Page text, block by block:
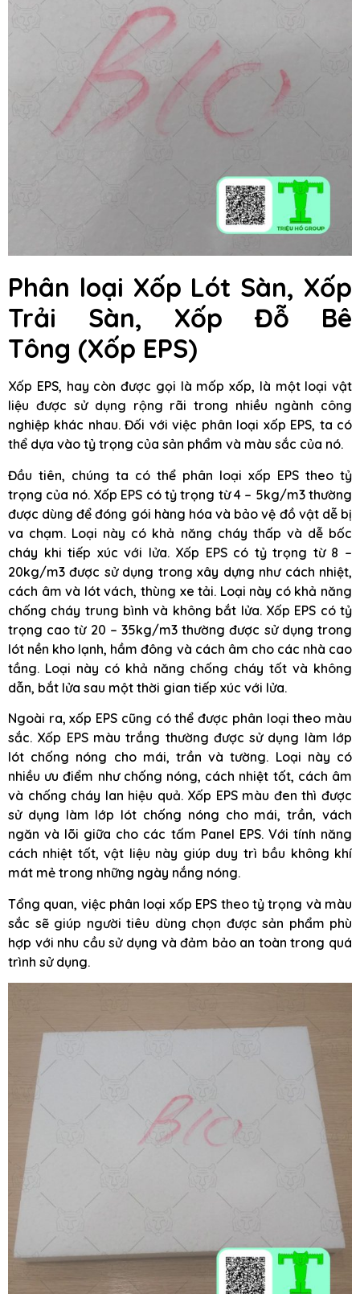
Phân loại Xốp Lót Sàn, Xốp
Trải Sàn, Xốp Đỗ Bê
Tông (Xốp EPS)
Xốp EPS, hay còn được gọi là mốp xốp, là một loại vật
liệu được sử dụng rộng rãi trong nhiều ngành công
nghiệp khác nhau. Đối với việc phân loại xốp EPS, ta có
thể dựa vào tỷ trọng của sản phẩm và màu sắc của nó.
Đầu tiên, chúng ta có thể phân loại xốp EPS theo tỷ
trọng của nó. Xốp EPS có tỷ trọng từ 4 – 5kg/m3 thường
được dùng để đóng gói hàng hóa và bảo vệ đồ vật dễ bị
va chạm. Loại này có khả năng cháy thấp và dễ bốc
cháy khi tiếp xúc với lửa. Xốp EPS có tỷ trọng từ 8 –
20kg/m3 được sử dụng trong xây dựng như cách nhiệt,
cách âm và lót vách, thùng xe tải. Loại này có khả năng
chống cháy trung bình và không bắt lửa. Xốp EPS có tỷ
trọng cao từ 20 – 35kg/m3 thường được sử dụng trong
lót nền kho lạnh, hầm đông và cách âm cho các nhà cao
tầng. Loại này có khả năng chống cháy tốt và không
dẫn, bắt lửa sau một thời gian tiếp xúc với lửa.
Ngoài ra, xốp EPS cũng có thể được phân loại theo màu
sắc. Xốp EPS màu trắng thường được sử dụng làm lớp
lót chống nóng cho mái, trần và tường. Loại này có
nhiều ưu điểm như chống nóng, cách nhiệt tốt, cách âm
và chống cháy lan hiệu quả. Xốp EPS màu đen thì được
sử dụng làm lớp lót chống nóng cho mái, trần, vách
ngăn và lõi giữa cho các tấm Panel EPS. Với tính năng
cách nhiệt tốt, vật liệu này giúp duy trì bầu không khí
mát mẻ trong những ngày nắng nóng.
Tổng quan, việc phân loại xốp EPS theo tỷ trọng và màu
sắc sẽ giúp người tiêu dùng chọn được sản phẩm phù
hợp với nhu cầu sử dụng và đảm bảo an toàn trong quá
trình sử dụng.